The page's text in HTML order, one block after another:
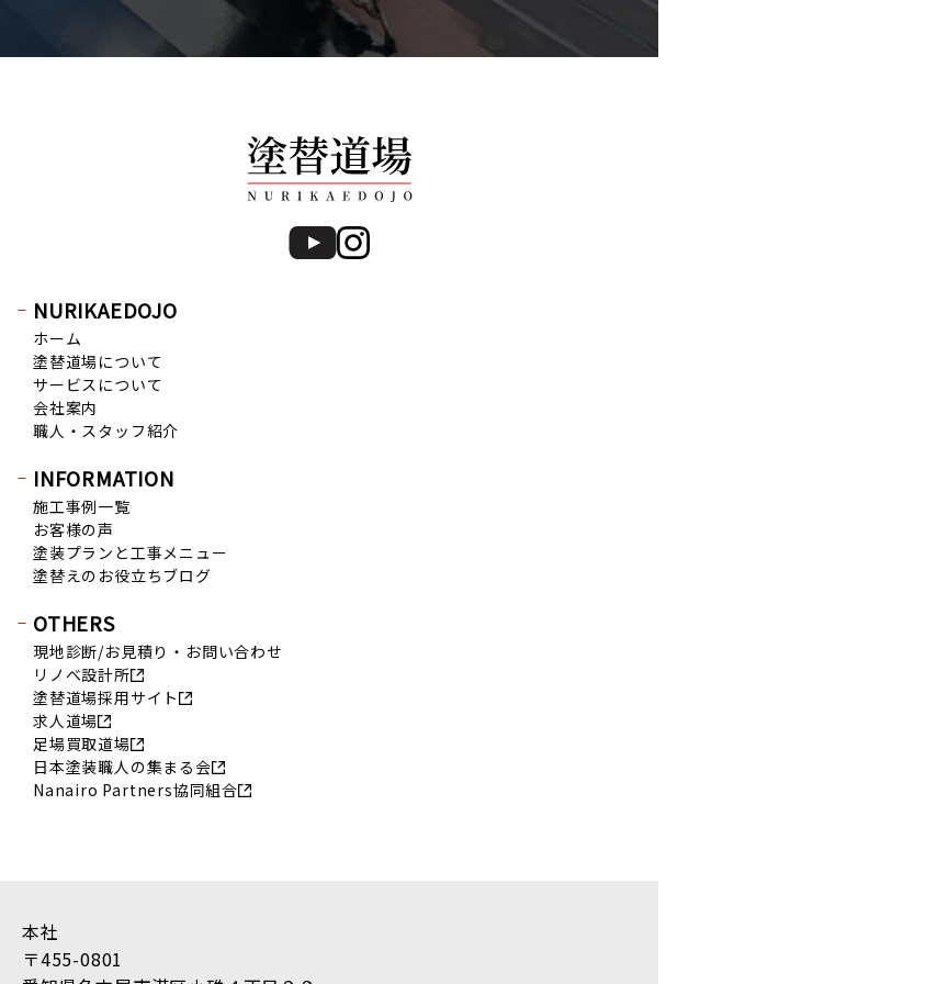
NURIKAEDOJO
ホーム
塗替道場について
サービスについて
会社案内
職人・スタッフ紹介
INFORMATION
施工事例一覧
お客様の声
塗装プランと工事メニュー
塗替えのお役立ちブログ
OTHERS
現地診断/お見積り・お問い合わせ
リノベ設計所
塗替道場採用サイト
求人道場
足場買取道場
日本塗装職人の集まる会
Nanairo Partners協同組合
本社
〒455-0801